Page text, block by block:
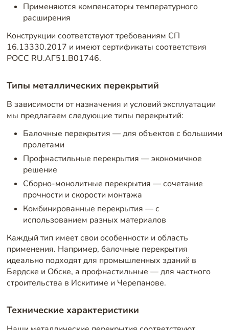
Применяются компенсаторы температурного
расширения
Конструкции соответствуют требованиям СП
16.13330.2017 и имеют сертификаты соответствия
РОСС RU.АГ51.В01746.
Типы металлических перекрытий
В зависимости от назначения и условий эксплуатации
мы предлагаем следующие типы перекрытий:
Балочные перекрытия — для объектов с большими
пролетами
Профнастильные перекрытия — экономичное
решение
Сборно-монолитные перекрытия — сочетание
прочности и скорости монтажа
Комбинированные перекрытия — с
использованием разных материалов
Каждый тип имеет свои особенности и область
применения. Например, балочные перекрытия
идеально подходят для промышленных зданий в
Бердске и Обске, а профнастильные — для частного
строительства в Искитиме и Черепанове.
Технические характеристики